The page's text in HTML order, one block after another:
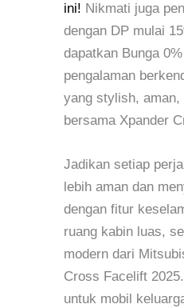
ini! Nikmati juga
dengan DP mulai
dapatkan Bunga
pengalaman
yang stylish, aman,
bersama Xpander
Jadikan setiap
lebih aman dan
dengan fitur
ruang kabin luas,
modern dari
Cross Facelift
untuk mobil